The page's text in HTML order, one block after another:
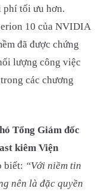
phí tối ưu hơn.
10 của NVIDIA
đã được chứng
lượng công việc
các chương
Tổng Giám đốc
kiêm Viện
biết: “Với niềm tin
nên là đặc quyền